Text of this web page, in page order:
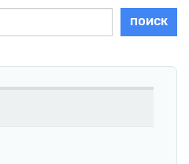
ПОИСК